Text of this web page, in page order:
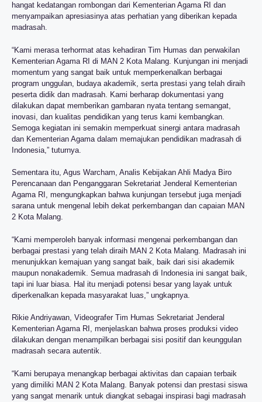
hangat kedatangan rombongan dari Kementerian Agama RI dan
menyampaikan apresiasinya atas perhatian yang diberikan kepada
madrasah.
“Kami merasa terhormat atas kehadiran Tim Humas dan perwakilan
Kementerian Agama RI di MAN 2 Kota Malang. Kunjungan ini menjadi
momentum yang sangat baik untuk memperkenalkan berbagai
program unggulan, budaya akademik, serta prestasi yang telah diraih
peserta didik dan madrasah. Kami berharap dokumentasi yang
dilakukan dapat memberikan gambaran nyata tentang semangat,
inovasi, dan kualitas pendidikan yang terus kami kembangkan.
Semoga kegiatan ini semakin memperkuat sinergi antara madrasah
dan Kementerian Agama dalam memajukan pendidikan madrasah di
Indonesia,” tuturnya.
Sementara itu, Agus Warcham, Analis Kebijakan Ahli Madya Biro
Perencanaan dan Penganggaran Sekretariat Jenderal Kementerian
Agama RI, mengungkapkan bahwa kunjungan tersebut juga menjadi
sarana untuk mengenal lebih dekat perkembangan dan capaian MAN
2 Kota Malang.
“Kami memperoleh banyak informasi mengenai perkembangan dan
berbagai prestasi yang telah diraih MAN 2 Kota Malang. Madrasah ini
menunjukkan kemajuan yang sangat baik, baik dari sisi akademik
maupun nonakademik. Semua madrasah di Indonesia ini sangat baik,
tapi ini luar biasa. Hal itu menjadi potensi besar yang layak untuk
diperkenalkan kepada masyarakat luas,” ungkapnya.
Rikie Andriyawan, Videografer Tim Humas Sekretariat Jenderal
Kementerian Agama RI, menjelaskan bahwa proses produksi video
dilakukan dengan menampilkan berbagai sisi positif dan keunggulan
madrasah secara autentik.
“Kami berupaya menangkap berbagai aktivitas dan capaian terbaik
yang dimiliki MAN 2 Kota Malang. Banyak potensi dan prestasi siswa
yang sangat menarik untuk diangkat sebagai inspirasi bagi madrasah